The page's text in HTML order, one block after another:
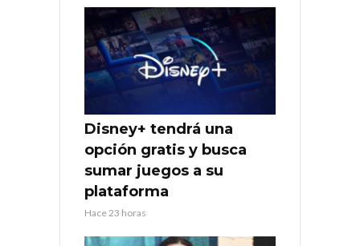
Disney+ tendrá una
opción gratis y busca
sumar juegos a su
plataforma
Hace 23 horas